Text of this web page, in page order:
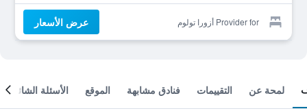
Provider for أزورا تولوم عرض الأسعار
لمحة عن التقييمات فنادق مشابهة الموقع الأسئلة الشائعة